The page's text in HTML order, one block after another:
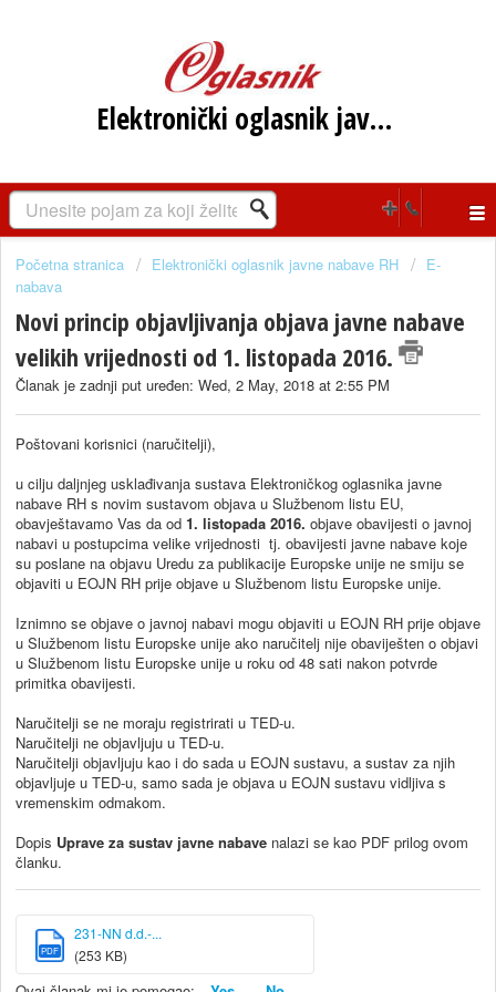
Elektronički oglasnik javne nabave RH
Početna stranica Elektronički oglasnik javne nabave RH
E-
nabava
Novi princip objavljivanja objava javne nabave
velikih vrijednosti od 1. listopada 2016.
Članak je zadnji put uređen: Wed, 2 May, 2018 at 2:55 PM
Poštovani korisnici (naručitelji),
u cilju daljnjeg usklađivanja sustava Elektroničkog oglasnika javne
nabave RH s novim sustavom objava u Službenom listu EU,
obavještavamo Vas da od 1. listopada 2016. objave obavijesti o javnoj
nabavi u postupcima velike vrijednosti tj. obavijesti javne nabave koje
su poslane na objavu Uredu za publikacije Europske unije ne smiju se
objaviti u EOJN RH prije objave u Službenom listu Europske unije.
Iznimno se objave o javnoj nabavi mogu objaviti u EOJN RH prije objave
u Službenom listu Europske unije ako naručitelj nije obaviješten o objavi
u Službenom listu Europske unije u roku od 48 sati nakon potvrde
primitka obavijesti.
Naručitelji se ne moraju registrirati u TED-u.
Naručitelji ne objavljuju u TED-u.
Naručitelji objavljuju kao i do sada u EOJN sustavu, a sustav za njih
objavljuje u TED-u, samo sada je objava u EOJN sustavu vidljiva s
vremenskim odmakom.
Dopis Uprave za sustav javne nabave nalazi se kao PDF prilog ovom
članku.
PDF
231-NN d.d.-...
(253 KB)